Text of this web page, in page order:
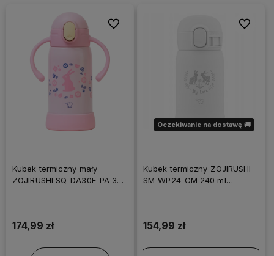
Kubek termiczny mały
ZOJIRUSHI SQ-DA30E-PA 320
174,99 zł
Do ulubionych
Oczekiwanie na dostawę 🚚
Kubek termiczny ZOJIRUSHI
SM-WP24-CM 240 ml
154,99 zł
Do